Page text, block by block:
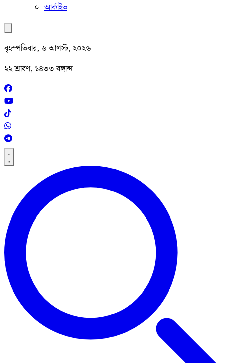
আর্কাইভ
বৃহস্পতিবার, ৬ আগস্ট, ২০২৬
২২ শ্রাবণ, ১৪৩৩ বঙ্গাব্দ